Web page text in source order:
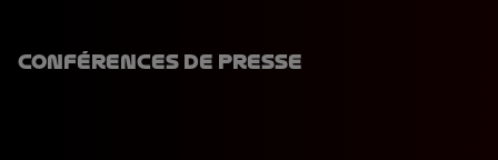
Conférences De Presse